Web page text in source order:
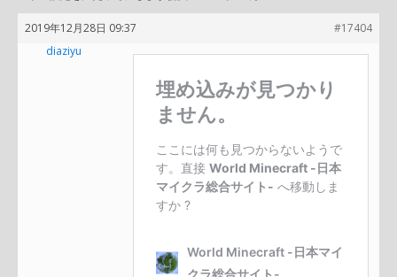
2019年12月28日 09:37
#17404
diaziyu